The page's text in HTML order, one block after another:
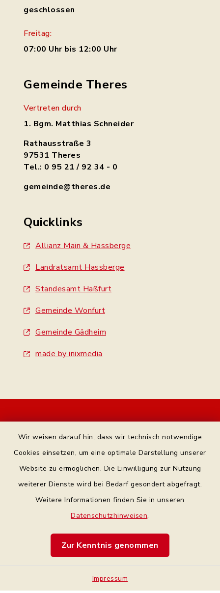
Wir weisen darauf hin, dass wir technisch notwendige
Cookies einsetzen, um eine optimale Darstellung unserer
Website zu ermöglichen. Die Einwilligung zur Nutzung
weiterer Dienste wird bei Bedarf gesondert abgefragt.
Weitere Informationen finden Sie in unseren
Datenschutzhinweisen.
Zur Kenntnis genommen
Impressum
geschlossen
Freitag:
07:00 Uhr bis 12:00 Uhr
Gemeinde Theres
Vertreten durch
1. Bgm. Matthias Schneider
Rathausstraße 3
97531 Theres
Tel.: 0 95 21 / 92 34 - 0
gemeinde@theres.de
Quicklinks
Allianz Main & Hassberge
Landratsamt Hassberge
Standesamt Haßfurt
Gemeinde Wonfurt
Gemeinde Gädheim
made by inixmedia
Bankverbindung
Barrierefreiheit
Impressum
Sitemap